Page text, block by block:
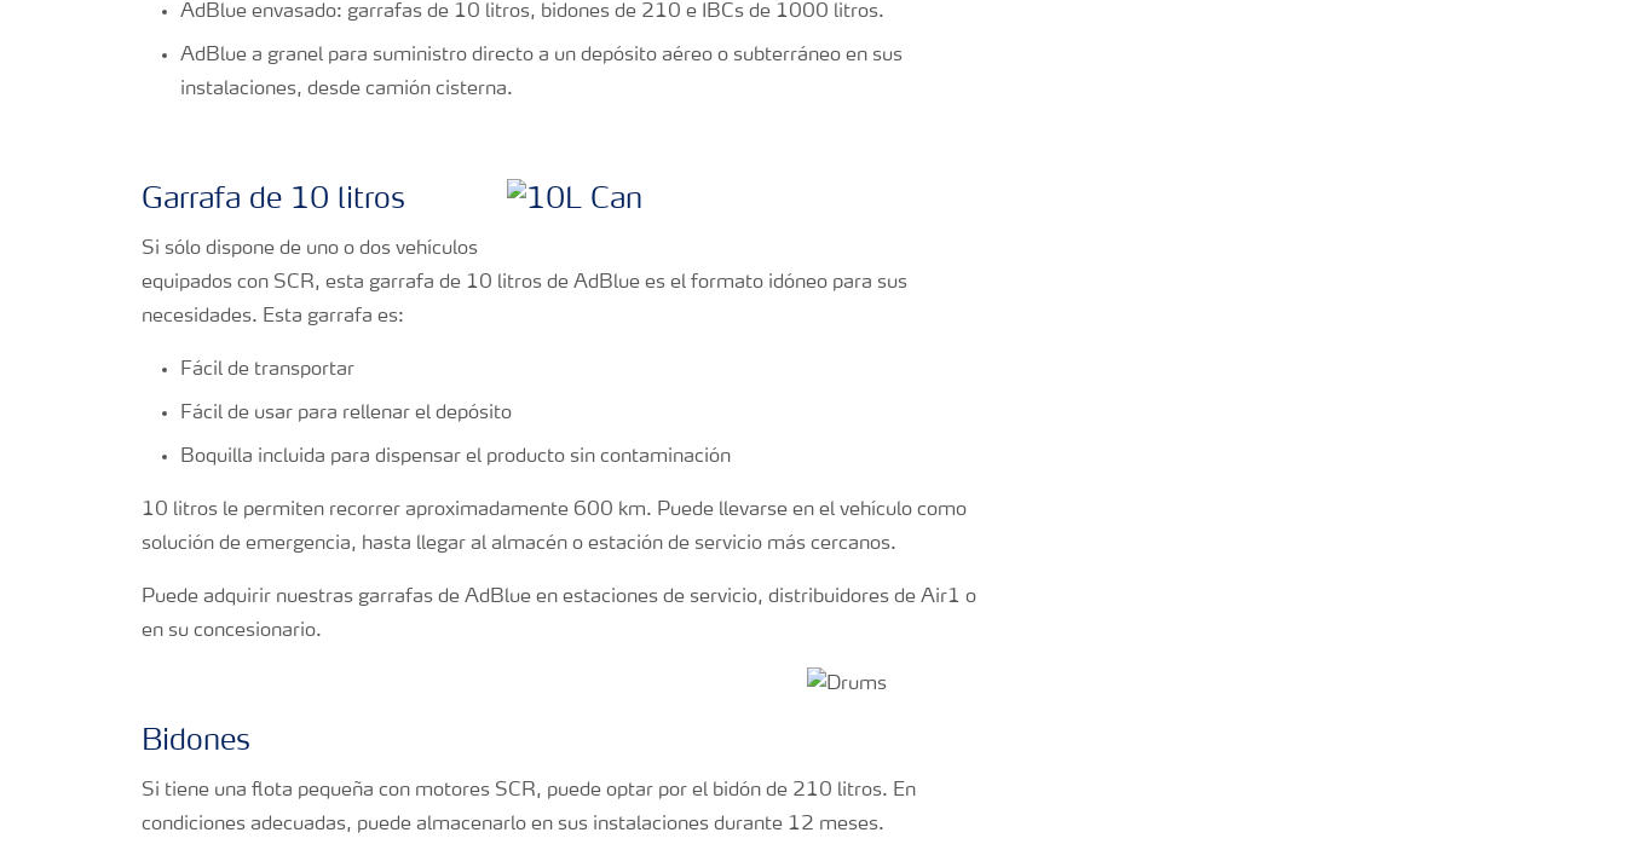
AdBlue envasado: garrafas de 10 litros, bidones de 210 e IBCs de 1000 litros.
AdBlue a granel para suministro directo a un depósito aéreo o subterráneo en sus
instalaciones, desde camión cisterna.
Garrafa de 10 litros
Si sólo dispone de uno o dos vehículos
equipados con SCR, esta garrafa de 10 litros de AdBlue es el formato idóneo para sus
necesidades. Esta garrafa es:
Fácil de transportar
Fácil de usar para rellenar el depósito
Boquilla incluida para dispensar el producto sin contaminación
10 litros le permiten recorrer aproximadamente 600 km. Puede llevarse en el vehículo como
solución de emergencia, hasta llegar al almacén o estación de servicio más cercanos.
Puede adquirir nuestras garrafas de AdBlue en estaciones de servicio, distribuidores de Air1 o
en su concesionario.
Bidones
Si tiene una flota pequeña con motores SCR, puede optar por el bidón de 210 litros. En
condiciones adecuadas, puede almacenarlo en sus instalaciones durante 12 meses.